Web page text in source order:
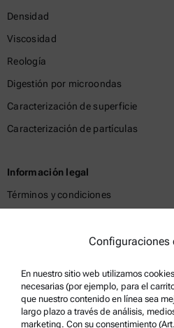
Densidad
Viscosidad
Reología
Digestión por microondas
Caracterización de superficie
Caracterización de partículas
Información legal
Términos y condiciones
Política de privacidad
Condiciones de uso
Marcas comerciales
Configuraciones
En nuestro sitio web utilizamos
necesarias (por ejemplo, para el
que nuestro contenido en línea sea
largo plazo a través de análisis,
marketing. Con su consentimiento